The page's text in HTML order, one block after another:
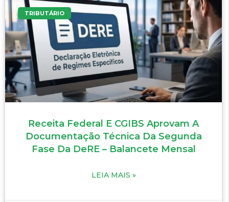
TRIBUTÁRIO
Receita Federal E CGIBS Aprovam A
Documentação Técnica Da Segunda
Fase Da DeRE – Balancete Mensal
LEIA MAIS »